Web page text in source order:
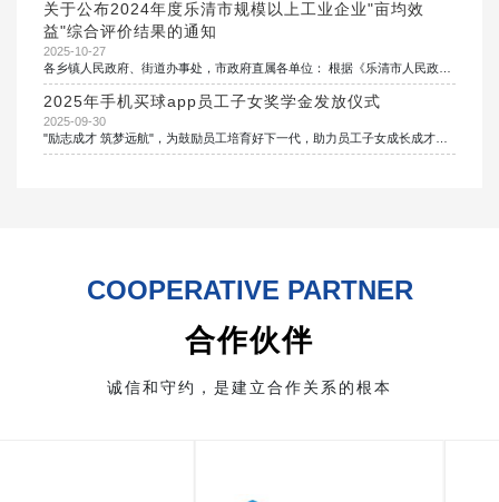
关于公布2024年度乐清市规模以上工业企业"亩均效
益"综合评价结果的通知
2025-10-27
2025年手机买球app员工子女奖学金发放仪式
2025-09-30
COOPERATIVE PARTNER
合作伙伴
诚信和守约，是建立合作关系的根本